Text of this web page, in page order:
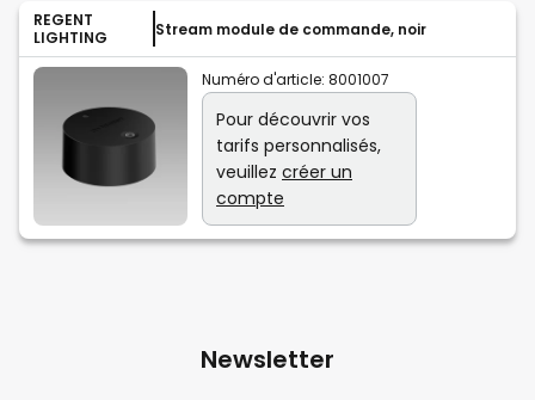
REGENT
LIGHTING
Stream module de commande, noir
Numéro d'article: 8001007
Pour découvrir vos
tarifs personnalisés,
veuillez créer un
compte
Newsletter